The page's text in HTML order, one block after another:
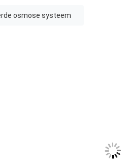
osmose systeem